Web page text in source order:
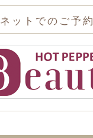
ネットでのご予約